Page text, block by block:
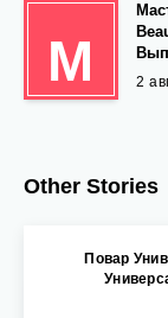
М 2
Other Stories
Повар